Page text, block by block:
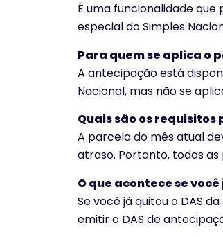
É uma funcionalidade
especial do Simples
Para quem se aplica o
A antecipação está
Nacional, mas não se
Quais são os
A parcela do mês atual
atraso. Portanto, todas
O que acontece se
Se você já quitou o DAS
emitir o DAS de